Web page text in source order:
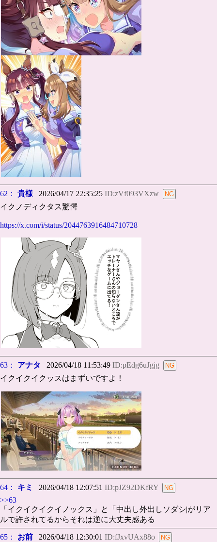
62： 貴様 2026/04/17 22:35:25 ID:zVf093VXzw
イクノディクタス驚愕
https://x.com/i/status/2044763916484710728
63： アナタ 2026/04/18 11:53:49 ID:pEdg6uJgjg
イクイクイクッスはまずいですよ！
64： キミ 2026/04/18 12:07:51 ID:pJZ92DKfRY
>>63
「イクイクイクイノックス」と「中出し外出しソダシ|がリア
ルで許されてるからそれは逆に大丈夫感ある
65： お前 2026/04/18 12:30:01 ID:fJxvUAx88o